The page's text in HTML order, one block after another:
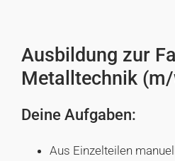
Ausbildung zur
Metalltechnik
Deine Aufgaben:
Aus Einzelteilen